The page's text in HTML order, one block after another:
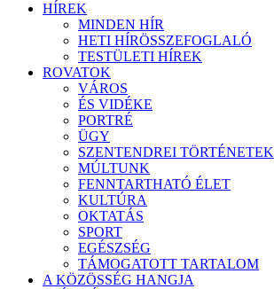
HÍREK
MINDEN HÍR
HETI HÍRÖSSZEFOGLALÓ
TESTÜLETI HÍREK
ROVATOK
VÁROS
ÉS VIDÉKE
PORTRÉ
ÜGY
SZENTENDREI TÖRTÉNETEK
MÚLTUNK
FENNTARTHATÓ ÉLET
KULTÚRA
OKTATÁS
SPORT
EGÉSZSÉG
TÁMOGATOTT TARTALOM
A KÖZÖSSÉG HANGJA